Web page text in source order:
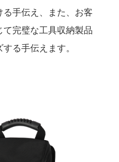
手伝え、また、お客
完璧な工具収納製品
る手伝えます。